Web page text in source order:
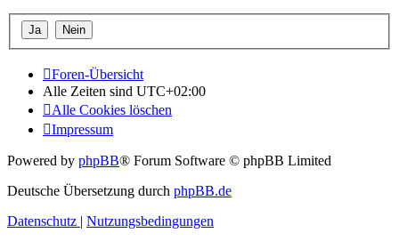
Foren-Übersicht
Alle Zeiten sind UTC+02:00
Alle Cookies löschen
Impressum
Powered by phpBB® Forum Software © phpBB Limited
Deutsche Übersetzung durch phpBB.de
Datenschutz | Nutzungsbedingungen